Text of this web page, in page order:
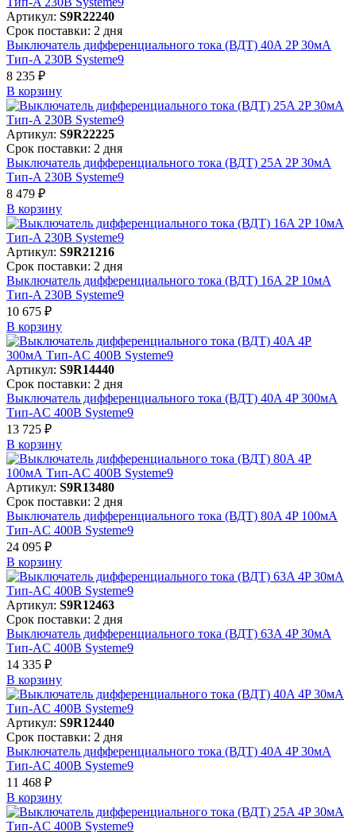
Артикул: S9R22240
Срок поставки: 2 дня
Выключатель дифференциального тока (ВДТ) 40A 2P 30мА
Тип-A 230В Systeme9
8 235 ₽
В корзинy
Артикул: S9R22225
Срок поставки: 2 дня
Выключатель дифференциального тока (ВДТ) 25A 2P 30мА
Тип-A 230В Systeme9
8 479 ₽
В корзинy
Артикул: S9R21216
Срок поставки: 2 дня
Выключатель дифференциального тока (ВДТ) 16A 2P 10мА
Тип-A 230В Systeme9
10 675 ₽
В корзинy
Артикул: S9R14440
Срок поставки: 2 дня
Выключатель дифференциального тока (ВДТ) 40A 4P 300мА
Тип-AC 400В Systeme9
13 725 ₽
В корзинy
Артикул: S9R13480
Срок поставки: 2 дня
Выключатель дифференциального тока (ВДТ) 80A 4P 100мА
Тип-AC 400В Systeme9
24 095 ₽
В корзинy
Артикул: S9R12463
Срок поставки: 2 дня
Выключатель дифференциального тока (ВДТ) 63A 4P 30мА
Тип-AC 400В Systeme9
14 335 ₽
В корзинy
Артикул: S9R12440
Срок поставки: 2 дня
Выключатель дифференциального тока (ВДТ) 40A 4P 30мА
Тип-AC 400В Systeme9
11 468 ₽
В корзинy